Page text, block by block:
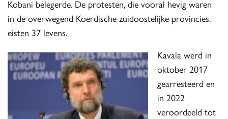
Kobani belegerde. De protesten, die vooral hevig waren
in de overwegend Koerdische zuidoostelijke provincies,
eisten 37 levens.
Kavala werd in
oktober 2017
gearresteerd en
in 2022
veroordeeld tot